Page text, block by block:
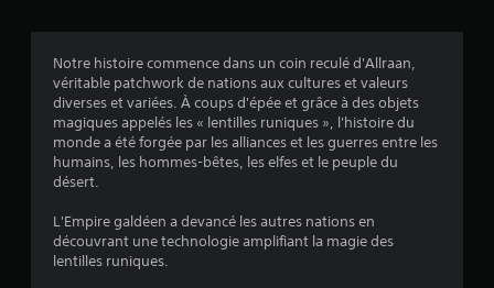
:
4
Notre histoire commence dans un coin reculé d'Allraan,
véritable patchwork de nations aux cultures et valeurs
diverses et variées. À coups d'épée et grâce à des objets
magiques appelés les « lentilles runiques », l'histoire du
monde a été forgée par les alliances et les guerres entre les
humains, les hommes-bêtes, les elfes et le peuple du
désert.
L'Empire galdéen a devancé les autres nations en
découvrant une technologie amplifiant la magie des
lentilles runiques.